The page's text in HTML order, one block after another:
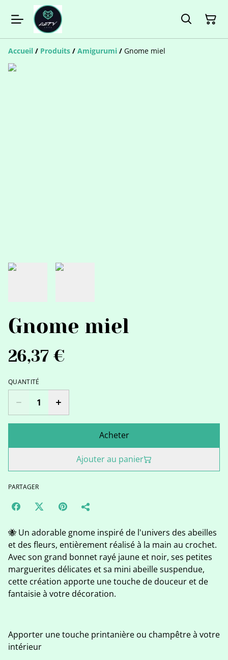
Accueil / Produits / Amigurumi / Gnome miel
Gnome miel
26,37 €
QUANTITÉ
Acheter
Ajouter au panier
PARTAGER
🐝 Un adorable gnome inspiré de l'univers des abeilles
et des fleurs, entièrement réalisé à la main au crochet.
Avec son grand bonnet rayé jaune et noir, ses petites
marguerites délicates et sa mini abeille suspendue,
cette création apporte une touche de douceur et de
fantaisie à votre décoration.
Apporter une touche printanière ou champêtre à votre
intérieur